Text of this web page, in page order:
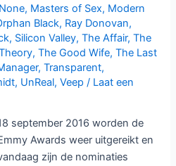
, Masters of Sex, Modern
Black, Ray Donovan,
, Silicon Valley,The Affair,The
,The Good Wife,The Last
,Transparent,
, UnReal,Veep / Laat een
september 2016 worden de
Awards weer uitgereikt en
zijn de nominaties